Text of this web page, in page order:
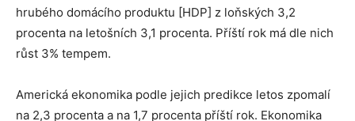
hrubého domácího produktu [HDP] z loňských 3,2
procenta na letošních 3,1 procenta. Příští rok má dle nich
růst 3% tempem.
Americká ekonomika podle jejich predikce letos zpomalí
na 2,3 procenta a na 1,7 procenta příští rok. Ekonomika